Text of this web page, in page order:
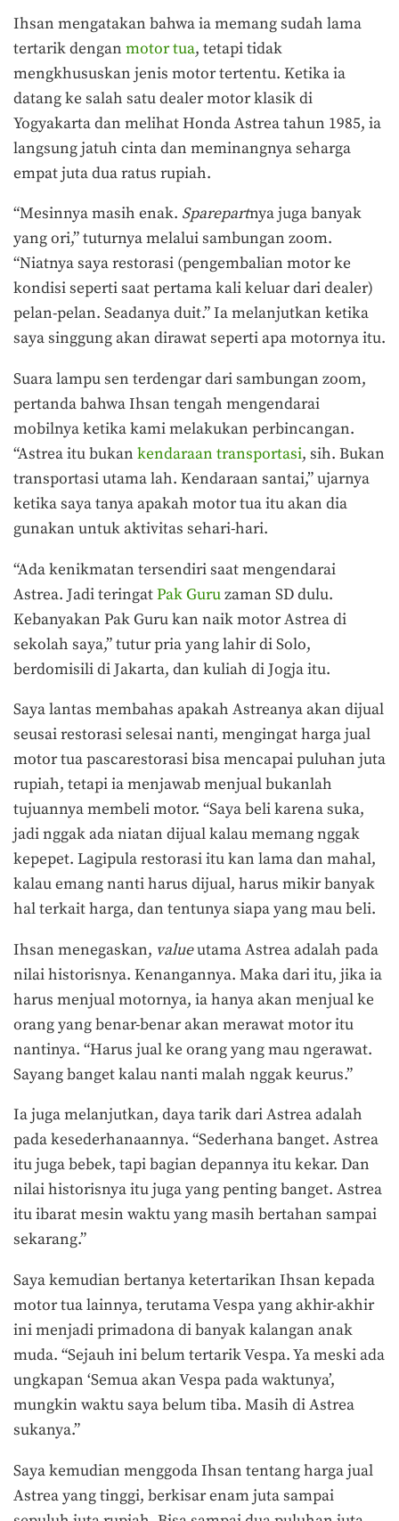
Ihsan mengatakan bahwa ia memang sudah lama
tertarik dengan motor tua, tetapi tidak
mengkhususkan jenis motor tertentu. Ketika ia
datang ke salah satu dealer motor klasik di
Yogyakarta dan melihat Honda Astrea tahun 1985, ia
langsung jatuh cinta dan meminangnya seharga
empat juta dua ratus rupiah.
“Mesinnya masih enak. Sparepartnya juga banyak
yang ori,” tuturnya melalui sambungan zoom.
“Niatnya saya restorasi (pengembalian motor ke
kondisi seperti saat pertama kali keluar dari dealer)
pelan-pelan. Seadanya duit.” Ia melanjutkan ketika
saya singgung akan dirawat seperti apa motornya itu.
Suara lampu sen terdengar dari sambungan zoom,
pertanda bahwa Ihsan tengah mengendarai
mobilnya ketika kami melakukan perbincangan.
“Astrea itu bukan kendaraan transportasi, sih. Bukan
transportasi utama lah. Kendaraan santai,” ujarnya
ketika saya tanya apakah motor tua itu akan dia
gunakan untuk aktivitas sehari-hari.
“Ada kenikmatan tersendiri saat mengendarai
Astrea. Jadi teringatPak Guruzaman SD dulu.
Kebanyakan Pak Guru kan naik motor Astrea di
sekolah saya,” tutur pria yang lahir di Solo,
berdomisili di Jakarta, dan kuliah di Jogja itu.
Saya lantas membahas apakah Astreanya akan dijual
seusai restorasi selesai nanti, mengingat harga jual
motor tua pascarestorasi bisa mencapai puluhan juta
rupiah, tetapi ia menjawab menjual bukanlah
tujuannya membeli motor. “Saya beli karena suka,
jadi nggak ada niatan dijual kalau memang nggak
kepepet. Lagipula restorasi itu kan lama dan mahal,
kalau emang nanti harus dijual, harus mikir banyak
hal terkait harga, dan tentunya siapa yang mau beli.
Ihsan menegaskan, valueutama Astrea adalah pada
nilai historisnya. Kenangannya. Maka dari itu, jika ia
harus menjual motornya, ia hanya akan menjual ke
orang yang benar-benar akan merawat motor itu
nantinya. “Harus jual ke orang yang mau ngerawat.
Sayang banget kalau nanti malah nggak keurus.”
Ia juga melanjutkan, daya tarik dari Astrea adalah
pada kesederhanaannya. “Sederhana banget. Astrea
itu juga bebek, tapi bagian depannya itu kekar. Dan
nilai historisnya itu juga yang penting banget. Astrea
itu ibarat mesin waktu yang masih bertahan sampai
sekarang.”
Saya kemudian bertanya ketertarikan Ihsan kepada
motor tua lainnya, terutama Vespa yang akhir-akhir
ini menjadi primadona di banyak kalangan anak
muda. “Sejauh ini belum tertarik Vespa. Ya meski ada
ungkapan ‘Semua akan Vespa pada waktunya’,
mungkin waktu saya belum tiba. Masih di Astrea
sukanya.”
Saya kemudian menggoda Ihsan tentang harga jual
Astrea yang tinggi, berkisar enam juta sampai